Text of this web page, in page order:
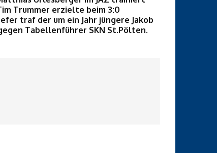
Trummer erzielte beim 3:0
traf der um ein Jahr jüngere Jakob
Tabellenführer SKN St.Pölten.